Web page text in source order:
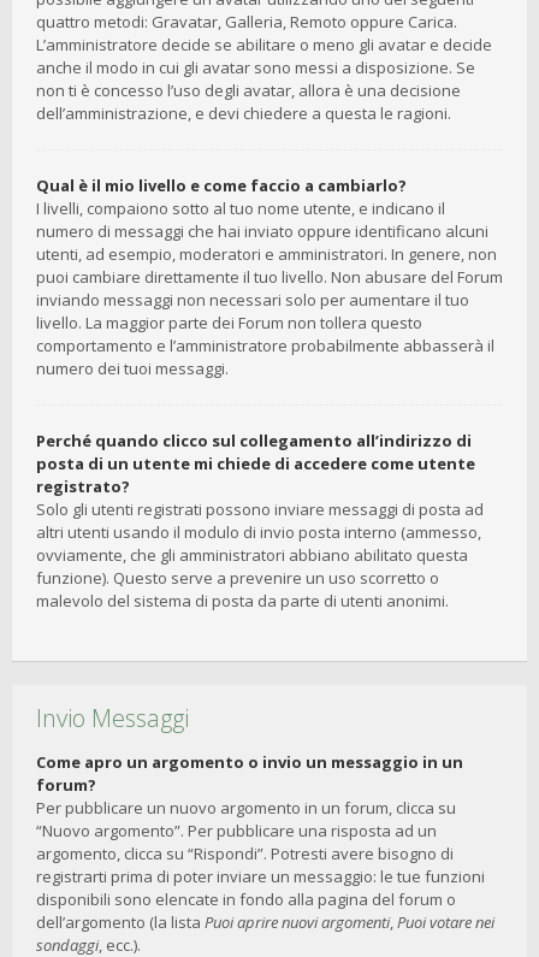
quattro metodi: Gravatar, Galleria, Remoto oppure Carica.
L’amministratore decide se abilitare o meno gli avatar e decide
anche il modo in cui gli avatar sono messi a disposizione. Se
non ti è concesso l’uso degli avatar, allora è una decisione
dell’amministrazione, e devi chiedere a questa le ragioni.
Qual è il mio livello e come faccio a cambiarlo?
I livelli, compaiono sotto al tuo nome utente, e indicano il
numero di messaggi che hai inviato oppure identificano alcuni
utenti, ad esempio, moderatori e amministratori. In genere, non
puoi cambiare direttamente il tuo livello. Non abusare del Forum
inviando messaggi non necessari solo per aumentare il tuo
livello. La maggior parte dei Forum non tollera questo
comportamento e l’amministratore probabilmente abbasserà il
numero dei tuoi messaggi.
Perché quando clicco sul collegamento all’indirizzo di
posta di un utente mi chiede di accedere come utente
registrato?
Solo gli utenti registrati possono inviare messaggi di posta ad
altri utenti usando il modulo di invio posta interno (ammesso,
ovviamente, che gli amministratori abbiano abilitato questa
funzione). Questo serve a prevenire un uso scorretto o
malevolo del sistema di posta da parte di utenti anonimi.
Invio Messaggi
Come apro un argomento o invio un messaggio in un
forum?
Per pubblicare un nuovo argomento in un forum, clicca su
“Nuovo argomento”. Per pubblicare una risposta ad un
argomento, clicca su “Rispondi”. Potresti avere bisogno di
registrarti prima di poter inviare un messaggio: le tue funzioni
disponibili sono elencate in fondo alla pagina del forum o
dell’argomento (la lista Puoi aprire nuovi argomenti,Puoi votare nei
sondaggi, ecc.).